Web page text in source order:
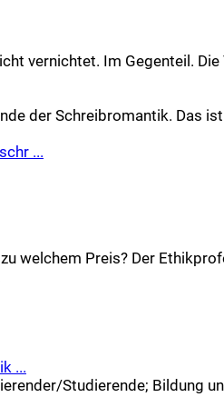
vernichtet. Im Gegenteil.
der Schreibromantik. Das
...
welchem Preis? Der
...
Studierende; Bildung